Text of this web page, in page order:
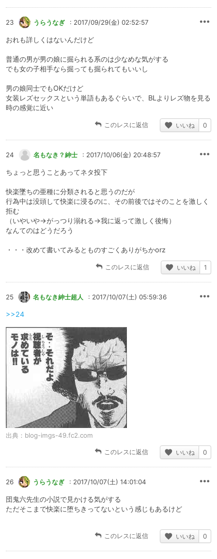
23 うらうなぎ : 2017/09/29(金) 02:52:57
おれも詳しくはないんだけど
普通の男が男の娘に掘られる系のは少なめな気がする
でも女の子相手なら掘っても掘られてもいいし
男の娘同士でもOKだけど
女装レズセックスという単語もあるぐらいで、BLよりレズ物を見る
時の感覚に近い
このレスに返信 いいね 0
24 名もなき？紳士 : 2017/10/06(金) 20:48:57
ちょっと思うことあってネタ投下
快楽墜ちの亜種に分類されると思うのだが
行為中は没頭して快楽に浸るのに、その前後ではそのことを激しく
拒む
（いやいや→がっつり溺れる→我に返って激しく後悔）
なんてのはどうだろう
・・・改めて書いてみるとものすごくありがちかorz
このレスに返信 いいね 1
25 名もなき紳士超人 : 2017/10/07(土) 05:59:36
>>24
出典： blog-imgs-49.fc2.com
このレスに返信 いいね 0
26 うらうなぎ : 2017/10/07(土) 14:01:04
団鬼六先生の小説で見かける気がする
ただそこまで快楽に堕ちきってないという感じもあるけど
このレスに返信 いいね 0